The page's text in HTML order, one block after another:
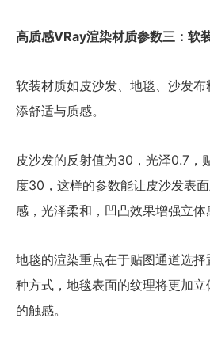
高质感VRay渲染材质参数三：软
软装材质如皮沙发、地毯、沙发
添舒适与质感。
皮沙发的反射值为30，光泽0.7，
度30，这样的参数能让皮沙发表
感，光泽柔和，凹凸效果增强立体
地毯的渲染重点在于贴图通道选
种方式，地毯表面的纹理将更加
的触感。